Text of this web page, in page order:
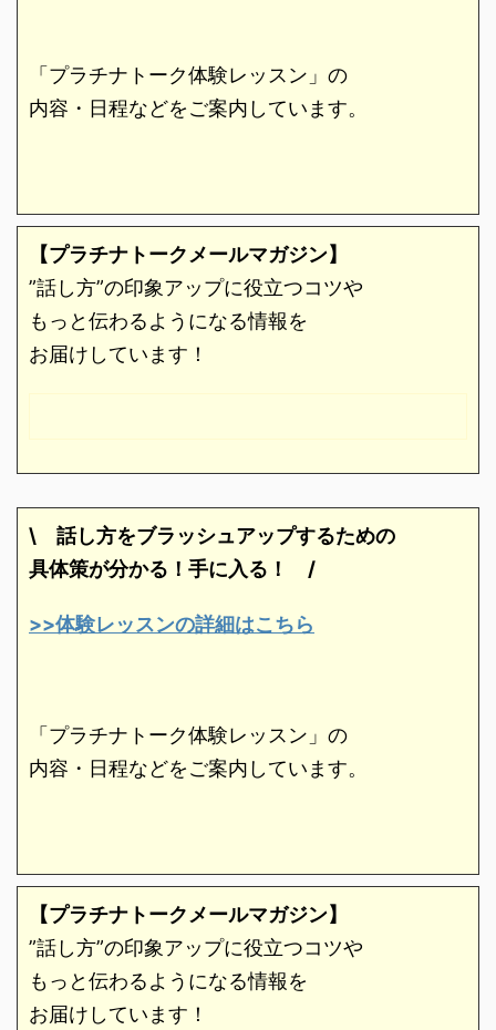
「プラチナトーク体験レッスン」の
内容・日程などをご案内しています。
【プラチナトークメールマガジン】
”話し方”の印象アップに役立つコツや
もっと伝わるようになる情報を
お届けしています！
\ 話し方をブラッシュアップするための
具体策が分かる！手に入る！ /
>>体験レッスンの詳細はこちら
「プラチナトーク体験レッスン」の
内容・日程などをご案内しています。
【プラチナトークメールマガジン】
”話し方”の印象アップに役立つコツや
もっと伝わるようになる情報を
お届けしています！